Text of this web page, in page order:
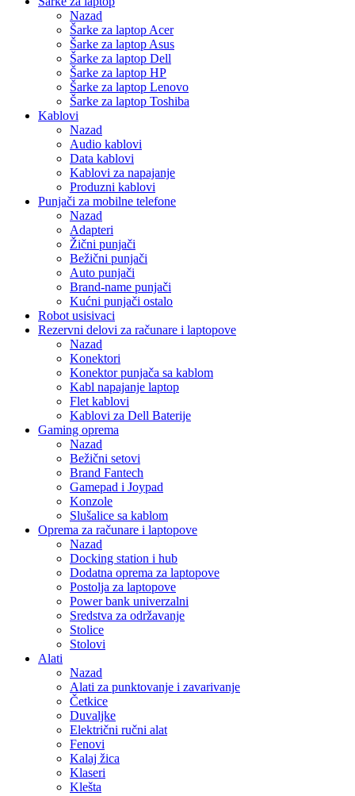
Nazad
Šarke za laptop Acer
Šarke za laptop Asus
Šarke za laptop Dell
Šarke za laptop HP
Šarke za laptop Lenovo
Šarke za laptop Toshiba
Kablovi
Nazad
Audio kablovi
Data kablovi
Kablovi za napajanje
Produzni kablovi
Punjači za mobilne telefone
Nazad
Adapteri
Žični punjači
Bežični punjači
Auto punjači
Brand-name punjači
Kućni punjači ostalo
Robot usisivaci
Rezervni delovi za računare i laptopove
Nazad
Konektori
Konektor punjača sa kablom
Kabl napajanje laptop
Flet kablovi
Kablovi za Dell Baterije
Gaming oprema
Nazad
Bežični setovi
Brand Fantech
Gamepad i Joypad
Konzole
Slušalice sa kablom
Oprema za računare i laptopove
Nazad
Docking station i hub
Dodatna oprema za laptopove
Postolja za laptopove
Power bank univerzalni
Sredstva za održavanje
Stolice
Stolovi
Alati
Nazad
Alati za punktovanje i zavarivanje
Četkice
Duvaljke
Električni ručni alat
Fenovi
Kalaj žica
Klaseri
Klešta